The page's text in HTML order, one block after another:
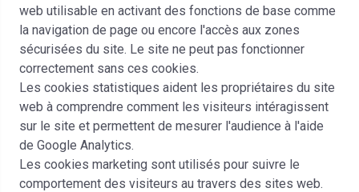
web utilisable en activant des fonctions de base comme
la navigation de page ou encore l'accès aux zones
sécurisées du site. Le site ne peut pas fonctionner
correctement sans ces cookies.
Les cookies statistiques aident les propriétaires du site
web à comprendre comment les visiteurs intéragissent
sur le site et permettent de mesurer l'audience à l'aide
de Google Analytics.
Les cookies marketing sont utilisés pour suivre le
comportement des visiteurs au travers des sites web.